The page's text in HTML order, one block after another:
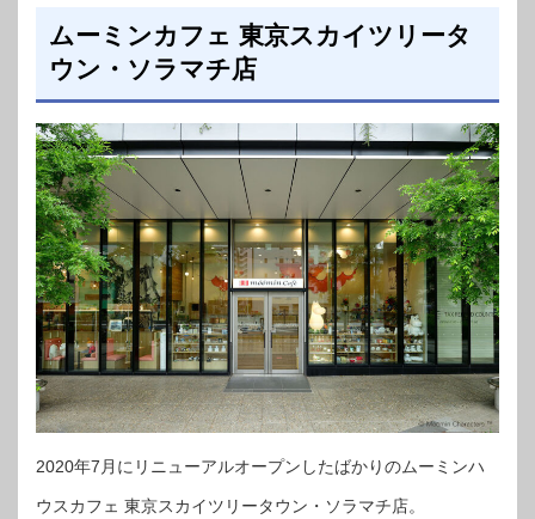
ムーミンカフェ 東京スカイツリータ
ウン・ソラマチ店
2020年7月にリニューアルオープンしたばかりのムーミンハ
ウスカフェ 東京スカイツリータウン・ソラマチ店。